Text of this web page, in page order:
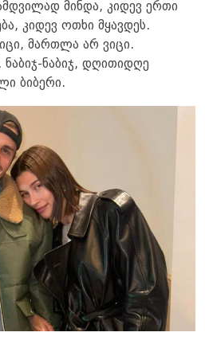
მინდა, კიდევ ერთი
კიდევ ოთხი მყავდეს.
მართლა არ ვიცი.
ნაბიჯ, დღითიდღე
ბიბერი.